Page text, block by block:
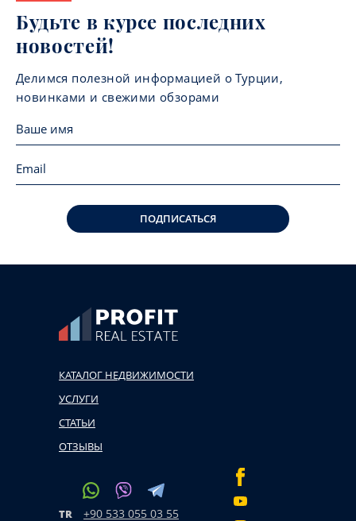
Будьте в курсе последних
новостей!
Делимся полезной информацией о Турции,
новинками и свежими обзорами
ПОДПИСАТЬСЯ
КАТАЛОГ НЕДВИЖИМОСТИ
УСЛУГИ
СТАТЬИ
ОТЗЫВЫ
TR +90 533 055 03 55